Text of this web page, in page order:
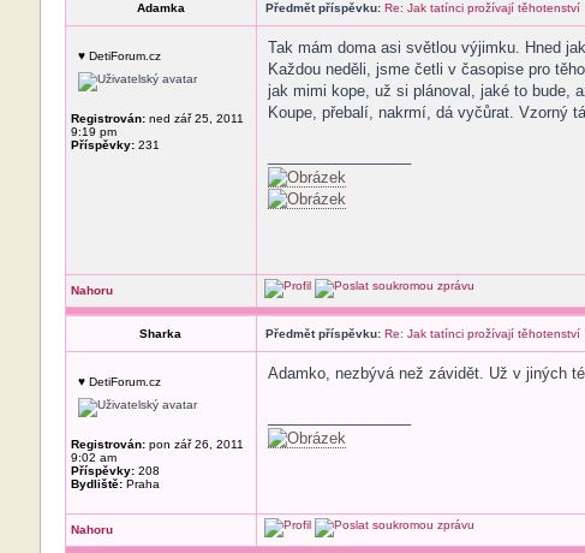
Adamka Předmět příspěvku: Re: Jak tatínci prožívají těhotenství
♥ DetiForum.cz
Registrován:ned zář 25, 2011
9:19 pm
Příspěvky:231
Tak mám doma asi světlou výjimku. Hned
Každou neděli, jsme četli v časopise pro
jak mimi kope, už si plánoval, jaké to bude,
Koupe, přebalí, nakrmí, dá vyčůrat. Vzorný
Nahoru
Sharka Předmět příspěvku: Re: Jak tatínci prožívají těhotenství
♥ DetiForum.cz
Registrován:pon zář 26, 2011
9:02 am
Příspěvky:208
Bydliště:Praha
Adamko, nezbývá než závidět. Už v jiných
Nahoru